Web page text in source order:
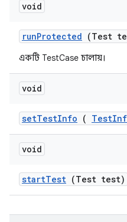
void
runProtected (Test
একটি TestCase চালায়।
void
setTestInfo ( Test
void
startTest (Test test)